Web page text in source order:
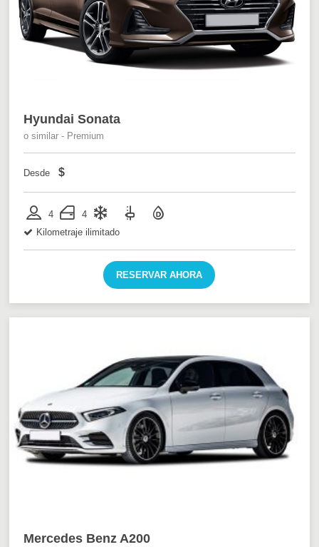
Hyundai Sonata
o similar - Premium
Desde $
4
4
Kilometraje ilimitado
RESERVAR AHORA
Mercedes Benz A200